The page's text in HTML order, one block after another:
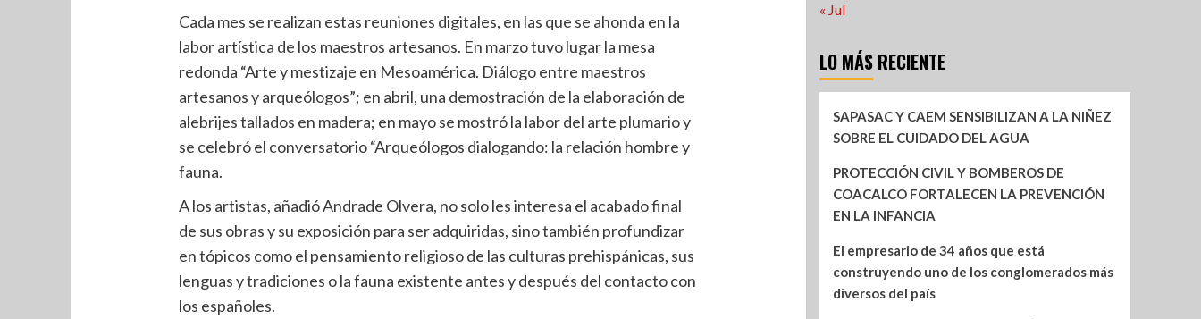
Cada mes se realizan estas reuniones digitales, en las que se ahonda en la
labor artística de los maestros artesanos. En marzo tuvo lugar la mesa
redonda “Arte y mestizaje en Mesoamérica. Diálogo entre maestros
artesanos y arqueólogos”; en abril, una demostración de la elaboración de
alebrijes tallados en madera; en mayo se mostró la labor del arte plumario y
se celebró el conversatorio “Arqueólogos dialogando: la relación hombre y
fauna.
A los artistas, añadió Andrade Olvera, no solo les interesa el acabado final
de sus obras y su exposición para ser adquiridas, sino también profundizar
en tópicos como el pensamiento religioso de las culturas prehispánicas, sus
lenguas y tradiciones o la fauna existente antes y después del contacto con
los españoles.
« Jul
LO MÁS RECIENTE
SAPASAC Y CAEM SENSIBILIZAN A LA NIÑEZ
SOBRE EL CUIDADO DEL AGUA
PROTECCIÓN CIVIL Y BOMBEROS DE
COACALCO FORTALECEN LA PREVENCIÓN
EN LA INFANCIA
El empresario de 34 años que está
construyendo uno de los conglomerados más
diversos del país